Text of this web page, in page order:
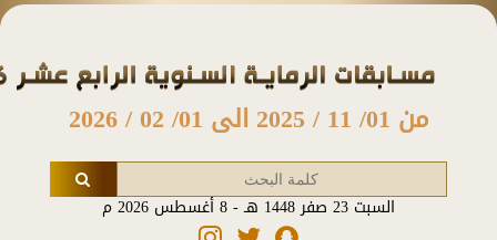
من 01/ 11 / 2025 الى 01/ 02 / 2026
السبت 23 صفر 1448 هـ - 8 أغسطس 2026 م